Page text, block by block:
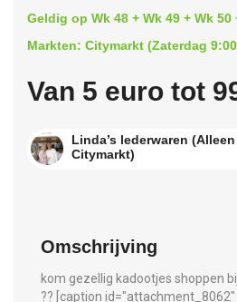
Geldig op Wk 48 + Wk 49 + Wk 50
Markten: Citymarkt (Zaterdag
Van 5 euro tot
Linda’s lederwaren
Citymarkt)
Omschrijving
kom gezellig kadootjes shoppen
?? [caption